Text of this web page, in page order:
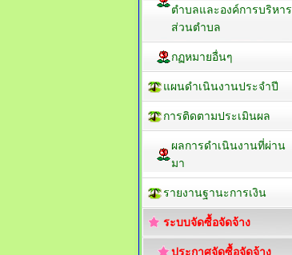
ตำบลและองค์การบริหาร
ส่วนตำบล
กฏหมายอื่นๆ
แผนดำเนินงานประจำปี
การติดตามประเมินผล
ผลการดำเนินงานที่ผ่าน
มา
รายงานฐานะการเงิน
ระบบจัดซื้อจัดจ้าง
ประกาศจัดซื้อจัดจ้าง